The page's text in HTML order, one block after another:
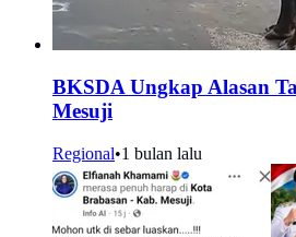
BKSDA Ungkap Alasan
Mesuji
Regional•1 bulan lalu